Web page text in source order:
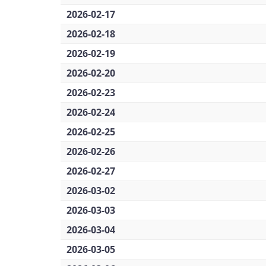
2026-02-17
2026-02-18
2026-02-19
2026-02-20
2026-02-23
2026-02-24
2026-02-25
2026-02-26
2026-02-27
2026-03-02
2026-03-03
2026-03-04
2026-03-05